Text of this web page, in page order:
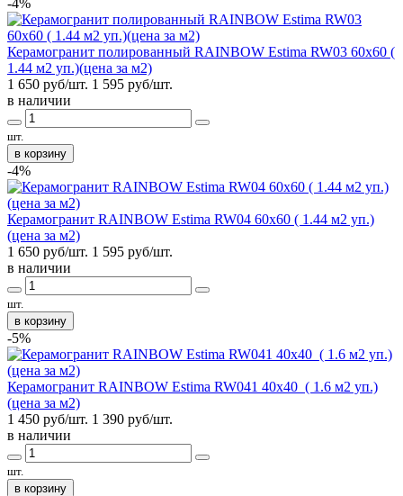
Керамогранит полированный RAINBOW Estima RW03 60x60 (
1.44 м2 уп.)(цена за м2)
1 650 руб/шт. 1 595 руб/шт.
в наличии
шт.
в корзину
-4%
Керамогранит RAINBOW Estima RW04 60x60 ( 1.44 м2 уп.)
(цена за м2)
1 650 руб/шт. 1 595 руб/шт.
в наличии
шт.
в корзину
-5%
Керамогранит RAINBOW Estima RW041 40x40 ( 1.6 м2 уп.)
(цена за м2)
1 450 руб/шт. 1 390 руб/шт.
в наличии
шт.
в корзину